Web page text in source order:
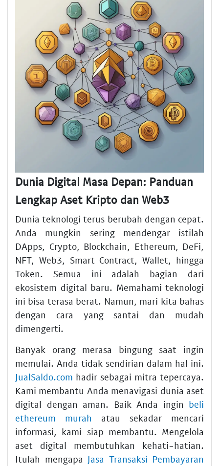
Dunia Digital Masa Depan: Panduan
Lengkap Aset Kripto dan Web3
Dunia teknologi terus berubah dengan cepat.
Anda mungkin sering mendengar istilah
DApps, Crypto, Blockchain, Ethereum, DeFi,
NFT, Web3, Smart Contract, Wallet, hingga
Token. Semua ini adalah bagian dari
ekosistem digital baru. Memahami teknologi
ini bisa terasa berat. Namun, mari kita bahas
dengan cara yang santai dan mudah
dimengerti.
Banyak orang merasa bingung saat ingin
memulai. Anda tidak sendirian dalam hal ini.
JualSaldo.com hadir sebagai mitra tepercaya.
Kami membantu Anda menavigasi dunia aset
digital dengan aman. Baik Anda ingin beli
ethereum murah atau sekadar mencari
informasi, kami siap membantu. Mengelola
aset digital membutuhkan kehati-hatian.
Itulah mengapa Jasa Transaksi Pembayaran